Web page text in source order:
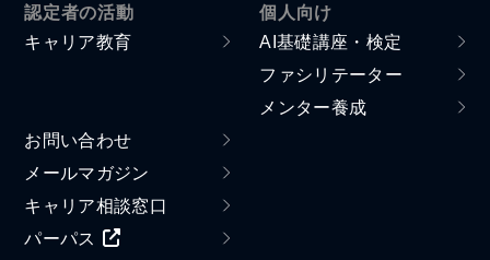
認定者の活動
キャリア教育
個人向け
AI基礎講座・検定
ファシリテーター
メンター養成
お問い合わせ
メールマガジン
キャリア相談窓口
パーパス